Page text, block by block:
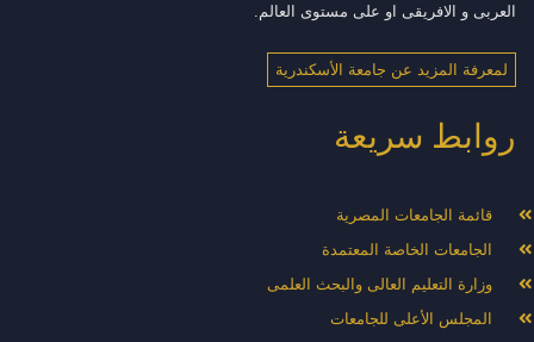
العربى و الافريقى او على مستوى العالم.
لمعرفة المزيد عن جامعة الأسكندرية
روابط سريعة
قائمة الجامعات المصرية
الجامعات الخاصة المعتمدة
وزارة التعليم العالى والبحث العلمى
المجلس الأعلى للجامعات